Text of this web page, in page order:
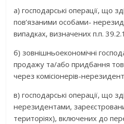
а) господарські операції, що
пов’язаними особами-
випадках, визначених п.п.
б) зовнішньоекономічні
продажу та/або придбання
через комісіонерів-
в) господарські операції, що
нерезидентами,
територіях), включених до